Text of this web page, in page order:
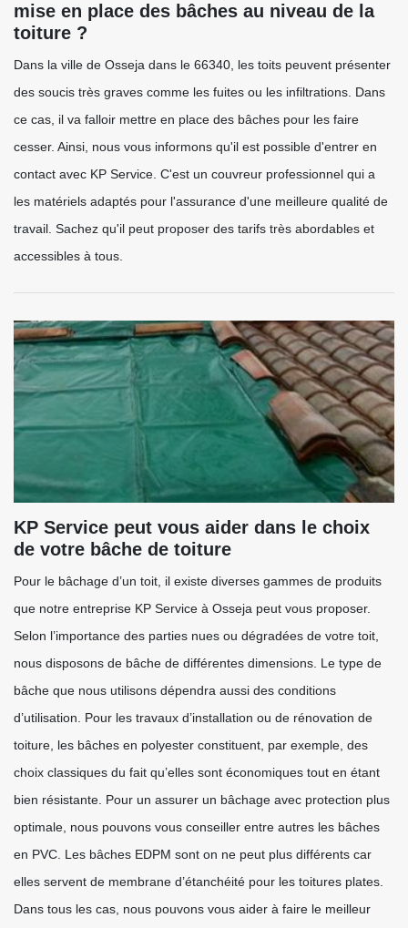
mise en place des bâches au niveau de la
toiture ?
Dans la ville de Osseja dans le 66340, les toits peuvent présenter
des soucis très graves comme les fuites ou les infiltrations. Dans
ce cas, il va falloir mettre en place des bâches pour les faire
cesser. Ainsi, nous vous informons qu'il est possible d'entrer en
contact avec KP Service. C'est un couvreur professionnel qui a
les matériels adaptés pour l'assurance d'une meilleure qualité de
travail. Sachez qu'il peut proposer des tarifs très abordables et
accessibles à tous.
KP Service peut vous aider dans le choix
de votre bâche de toiture
Pour le bâchage d’un toit, il existe diverses gammes de produits
que notre entreprise KP Service à Osseja peut vous proposer.
Selon l’importance des parties nues ou dégradées de votre toit,
nous disposons de bâche de différentes dimensions. Le type de
bâche que nous utilisons dépendra aussi des conditions
d’utilisation. Pour les travaux d’installation ou de rénovation de
toiture, les bâches en polyester constituent, par exemple, des
choix classiques du fait qu’elles sont économiques tout en étant
bien résistante. Pour un assurer un bâchage avec protection plus
optimale, nous pouvons vous conseiller entre autres les bâches
en PVC. Les bâches EDPM sont on ne peut plus différents car
elles servent de membrane d’étanchéité pour les toitures plates.
Dans tous les cas, nous pouvons vous aider à faire le meilleur